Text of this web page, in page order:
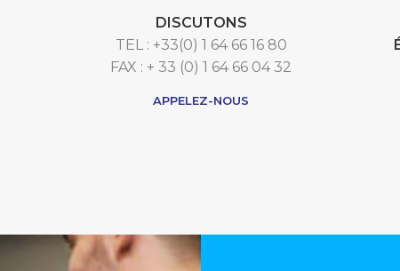
DISCUTONS
TEL : +33(0) 1 64 66 16 80
FAX : + 33 (0) 1 64 66 04 32
APPELEZ-NOUS